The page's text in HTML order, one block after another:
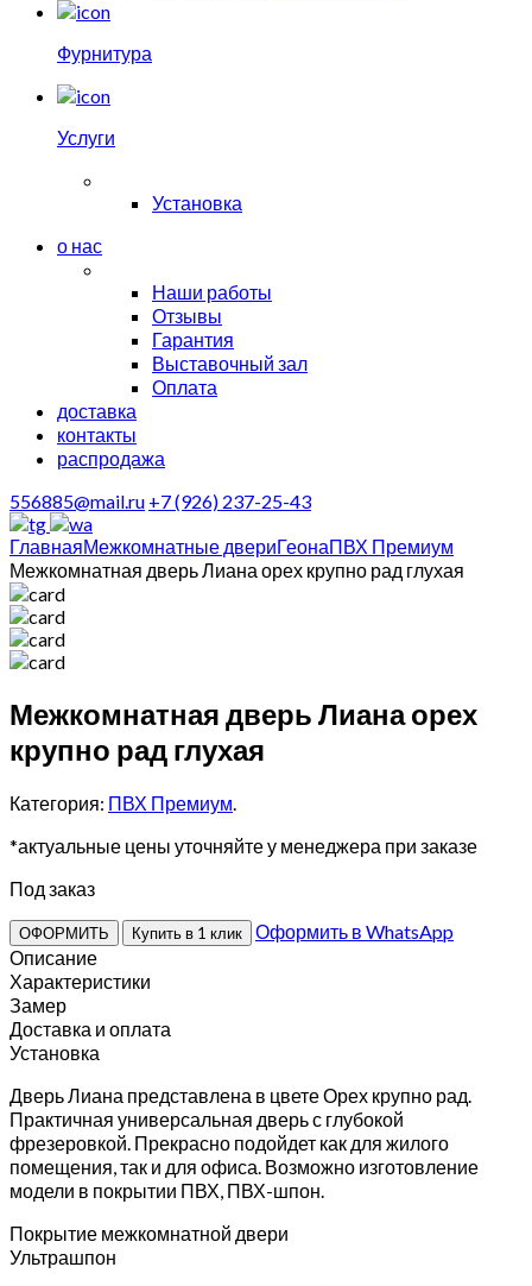
Фурнитура
Услуги
Установка
о нас
Наши работы
Отзывы
Гарантия
Выставочный зал
Оплата
доставка
контакты
распродажа
556885@mail.ru +7 (926) 237-25-43
ГлавнаяМежкомнатные двериГеонаПВХ Премиум
Межкомнатная дверь Лиана орех крупно рад глухая
Межкомнатная дверь Лиана орех
крупно рад глухая
Категория: ПВХ Премиум.
*актуальные цены уточняйте у менеджера при заказе
Под заказ
ОФОРМИТЬ Купить в 1 клик
Оформить в WhatsApp
Описание
Характеристики
Замер
Доставка и оплата
Установка
Дверь Лиана представлена в цвете Орех крупно рад.
Практичная универсальная дверь с глубокой
фрезеровкой. Прекрасно подойдет как для жилого
помещения, так и для офиса. Возможно изготовление
модели в покрытии ПВХ, ПВХ-шпон.
Покрытие межкомнатной двери
Ультрашпон